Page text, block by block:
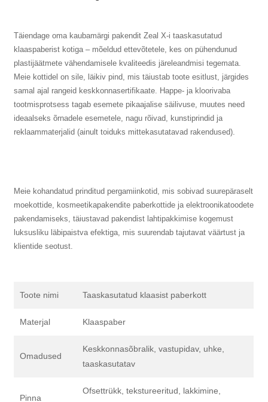
Täiendage oma kaubamärgi pakendit Zeal X-i taaskasutatud
klaaspaberist kotiga – mõeldud ettevõtetele, kes on pühendunud
plastijäätmete vähendamisele kvaliteedis järeleandmisi tegemata.
Meie kottidel on sile, läikiv pind, mis täiustab toote esitlust, järgides
samal ajal rangeid keskkonnasertifikaate. Happe- ja kloorivaba
tootmisprotsess tagab esemete pikaajalise säilivuse, muutes need
ideaalseks õrnadele esemetele, nagu rõivad, kunstiprindid ja
reklaammaterjalid (ainult toiduks mittekasutatavad rakendused).
Meie kohandatud prinditud pergamiinkotid, mis sobivad suurepäraselt
moekottide, kosmeetikapakendite paberkottide ja elektroonikatoodete
pakendamiseks, täiustavad pakendist lahtipakkimise kogemust
luksusliku läbipaistva efektiga, mis suurendab tajutavat väärtust ja
klientide seotust.
Toote nimi Taaskasutatud klaasist paberkott
Materjal Klaaspaber
Omadused
Keskkonnasõbralik, vastupidav, uhke,
taaskasutatav
Pinna
Ofsettrükk, tekstureeritud, lakkimine,